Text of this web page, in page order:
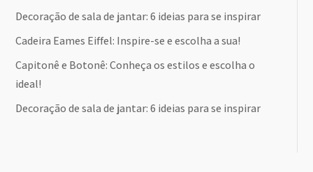
Decoração de sala de jantar: 6 ideias para se inspirar
Cadeira Eames Eiffel: Inspire-se e escolha a sua!
Capitonê e Botonê: Conheça os estilos e escolha o
ideal!
Decoração de sala de jantar: 6 ideias para se inspirar